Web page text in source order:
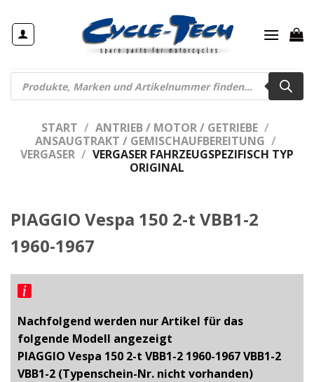
Inhalt
springen
Products
search
START / ANTRIEB / MOTOR / GETRIEBE /
ANSAUGTRAKT / GEMISCHAUFBEREITUNG /
VERGASER / VERGASER FAHRZEUGSPEZIFISCH TYP
ORIGINAL
PIAGGIO Vespa 150 2-t VBB1-2
1960-1967
Nachfolgend werden nur Artikel für das
folgende Modell angezeigt
PIAGGIO Vespa 150 2-t VBB1-2 1960-1967 VBB1-2
VBB1-2 (Typenschein-Nr. nicht vorhanden)